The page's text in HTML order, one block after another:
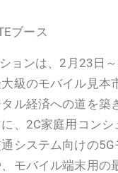
ブース
ョンは、2月23日
級のモバイル見本
ル経済への道を築
、2C家庭用コンシ
システム向けの5G
モバイル端末用の